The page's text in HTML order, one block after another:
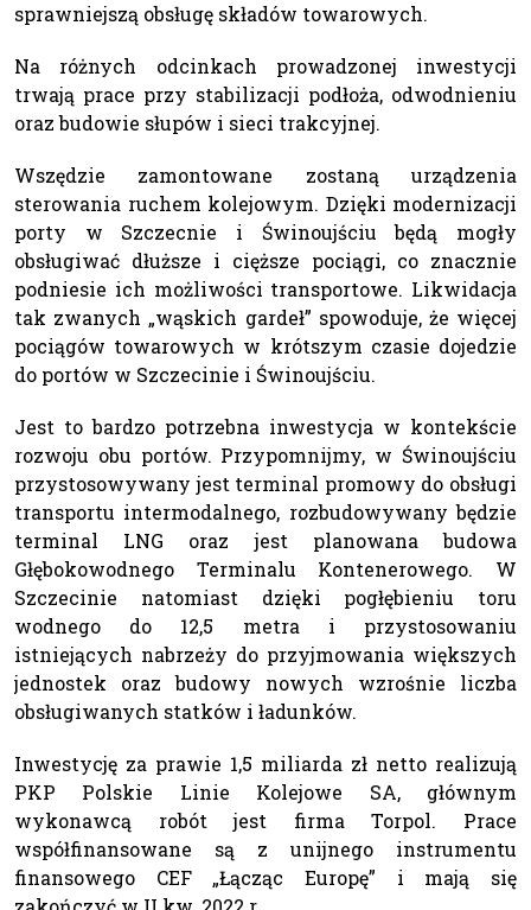
sprawniejszą obsługę składów towarowych.
Na różnych odcinkach prowadzonej inwestycji
trwają prace przy stabilizacji podłoża, odwodnieniu
oraz budowie słupów i sieci trakcyjnej.
Wszędzie zamontowane zostaną urządzenia
sterowania ruchem kolejowym. Dzięki modernizacji
porty w Szczecnie i Świnoujściu będą mogły
obsługiwać dłuższe i cięższe pociągi, co znacznie
podniesie ich możliwości transportowe. Likwidacja
tak zwanych „wąskich gardeł” spowoduje, że więcej
pociągów towarowych w krótszym czasie dojedzie
do portów w Szczecinie i Świnoujściu.
Jest to bardzo potrzebna inwestycja w kontekście
rozwoju obu portów. Przypomnijmy, w Świnoujściu
przystosowywany jest terminal promowy do obsługi
transportu intermodalnego, rozbudowywany będzie
terminal LNG oraz jest planowana budowa
Głębokowodnego Terminalu Kontenerowego. W
Szczecinie natomiast dzięki pogłębieniu toru
wodnego do 12,5 metra i przystosowaniu
istniejących nabrzeży do przyjmowania większych
jednostek oraz budowy nowych wzrośnie liczba
obsługiwanych statków i ładunków.
Inwestycję za prawie 1,5 miliarda zł netto realizują
PKP Polskie Linie Kolejowe SA, głównym
wykonawcą robót jest firma Torpol. Prace
współfinansowane są z unijnego instrumentu
finansowego CEF „Łącząc Europę” i mają się